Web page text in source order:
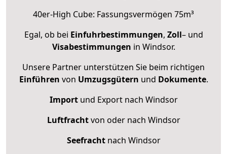
40er-High Cube: Fassungsvermögen 75m³
Egal, ob bei Einfuhrbestimmungen, Zoll– und
Visabestimmungen in Windsor.
Unsere Partner unterstützen Sie beim richtigen
Einführen von Umzugsgütern und Dokumente.
Importund Export nach Windsor
Luftfrachtvon oder nach Windsor
Seefrachtnach Windsor